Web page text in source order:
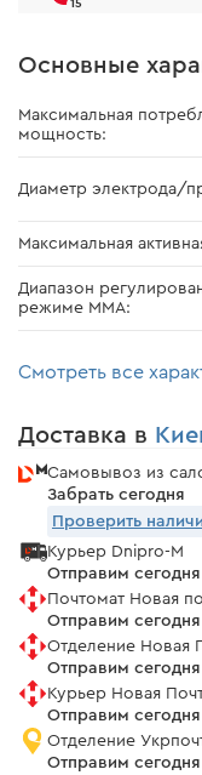
Основные
Максимальная
мощность:
Диаметр электрода/
Максимальная
Диапазон
режиме ММА:
Смотреть все
Доставка в
Самовывоз из
Забрать сегодня
Проверить
Курьер Dnipro-M
Отправим сегодня
Почтомат Новая
Отправим сегодня
Отделение Новая
Отправим сегодня
Курьер Новая
Отправим сегодня
Отделение
Отправим сегодня